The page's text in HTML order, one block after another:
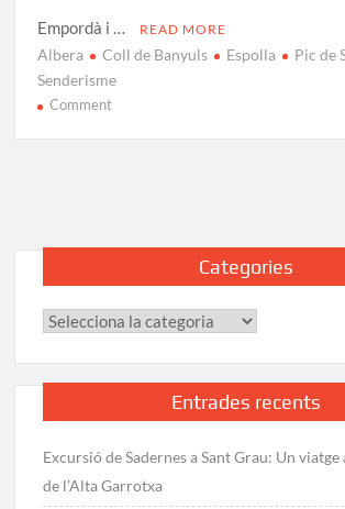
Empordà i …
READ MORE
Albera Coll de Banyuls Espolla
Pic de
Senderisme
Commenton
Coll
–
Categories
Categories
Entrades recents
Excursió de Sadernes a Sant Grau: Un
de l’Alta Garrotxa